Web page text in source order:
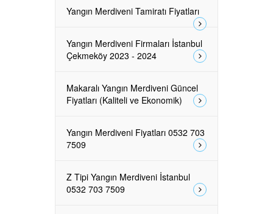
Yangın Merdiveni Tamiratı Fiyatları
Yangın Merdiveni Firmaları İstanbul
Çekmeköy 2023 - 2024
Makaralı Yangın Merdiveni Güncel
Fiyatları (Kaliteli ve Ekonomik)
Yangın Merdiveni Fiyatları 0532 703
7509
Z Tipi Yangın Merdiveni İstanbul
0532 703 7509